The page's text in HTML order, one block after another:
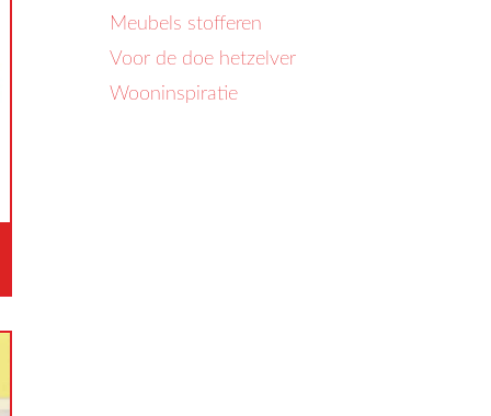
Meubels stofferen
Voor de doe hetzelver
Wooninspiratie